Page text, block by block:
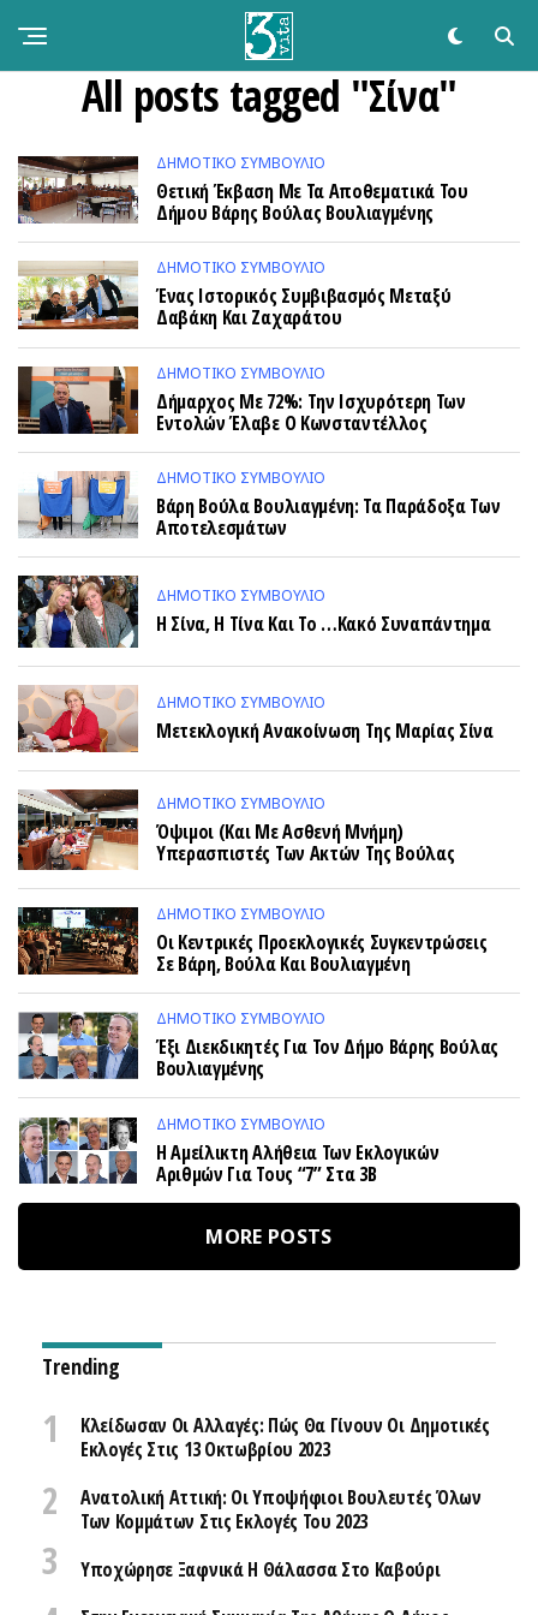
All posts tagged "Σίνα"
ΔΗΜΟΤΙΚΌ ΣΥΜΒΟΎΛΙΟ
Θετική Έκβαση Με Τα Αποθεματικά Του
Δήμου Βάρης Βούλας Βουλιαγμένης
ΔΗΜΟΤΙΚΌ ΣΥΜΒΟΎΛΙΟ
Ένας Ιστορικός Συμβιβασμός Μεταξύ
Δαβάκη Και Ζαχαράτου
ΔΗΜΟΤΙΚΌ ΣΥΜΒΟΎΛΙΟ
Δήμαρχος Με 72%: Την Ισχυρότερη Των
Εντολών Έλαβε Ο Κωνσταντέλλος
ΔΗΜΟΤΙΚΌ ΣΥΜΒΟΎΛΙΟ
Βάρη Βούλα Βουλιαγμένη: Τα Παράδοξα Των
Αποτελεσμάτων
ΔΗΜΟΤΙΚΌ ΣΥΜΒΟΎΛΙΟ
Η Σίνα, Η Τίνα Και Το …κακό Συναπάντημα
ΔΗΜΟΤΙΚΌ ΣΥΜΒΟΎΛΙΟ
Μετεκλογική Ανακοίνωση Της Μαρίας Σίνα
ΔΗΜΟΤΙΚΌ ΣΥΜΒΟΎΛΙΟ
Όψιμοι (και Με Ασθενή Μνήμη)
Υπερασπιστές Των Ακτών Της Βούλας
ΔΗΜΟΤΙΚΌ ΣΥΜΒΟΎΛΙΟ
Οι Κεντρικές Προεκλογικές Συγκεντρώσεις
Σε Βάρη, Βούλα Και Βουλιαγμένη
ΔΗΜΟΤΙΚΌ ΣΥΜΒΟΎΛΙΟ
Έξι Διεκδικητές Για Τον Δήμο Βάρης Βούλας
Βουλιαγμένης
ΔΗΜΟΤΙΚΌ ΣΥΜΒΟΎΛΙΟ
Η Αμείλικτη Αλήθεια Των Εκλογικών
Αριθμών Για Τους “7” Στα 3Β
MORE POSTS
Trending
Κλείδωσαν Οι Αλλαγές: Πώς Θα Γίνουν Οι Δημοτικές
Εκλογές Στις 13 Οκτωβρίου 2023
Ανατολική Αττική: Οι Υποψήφιοι Βουλευτές Όλων
Των Κομμάτων Στις Εκλογές Του 2023
Υποχώρησε Ξαφνικά Η Θάλασσα Στο Καβούρι